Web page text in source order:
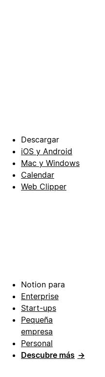
Descargar
iOS y Android
Mac y Windows
Calendar
Web Clipper
Notion para
Enterprise
Start-ups
Pequeña
empresa
Personal
Descubre más →